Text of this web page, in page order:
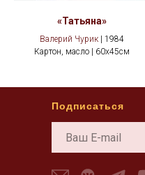
«Татьяна»
Валерий Чурик| 1984
Картон, масло | 60x45см
Подписаться